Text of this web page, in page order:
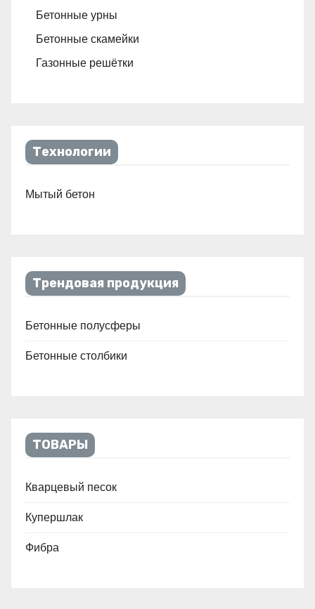
Бетонные урны
Бетонные скамейки
Газонные решётки
Технологии
Мытый бетон
Трендовая продукция
Бетонные полусферы
Бетонные столбики
ТОВАРЫ
Кварцевый песок
Купершлак
Фибра